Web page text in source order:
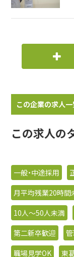
この企業の求人
この求人の
一般・中途採用
月平均残業20時間
10人〜50人未満
第二新卒歓迎
職場見学OK
東